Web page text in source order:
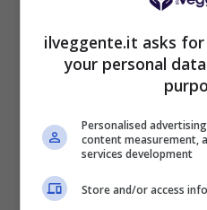
Mostra
ilveggente.it asks
your personal
Personalised
content measurement,
services development
Store and/or access